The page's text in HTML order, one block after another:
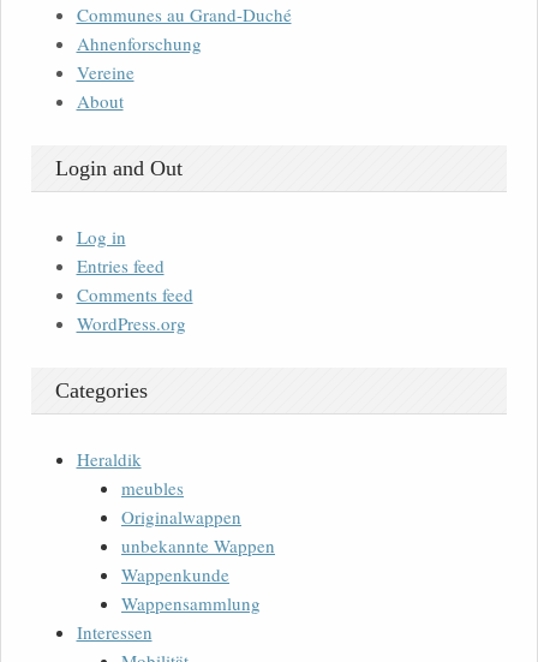
Communes au Grand-Duché
Ahnenforschung
Vereine
About
Login and Out
Log in
Entries feed
Comments feed
WordPress.org
Categories
Heraldik
meubles
Originalwappen
unbekannte Wappen
Wappenkunde
Wappensammlung
Interessen